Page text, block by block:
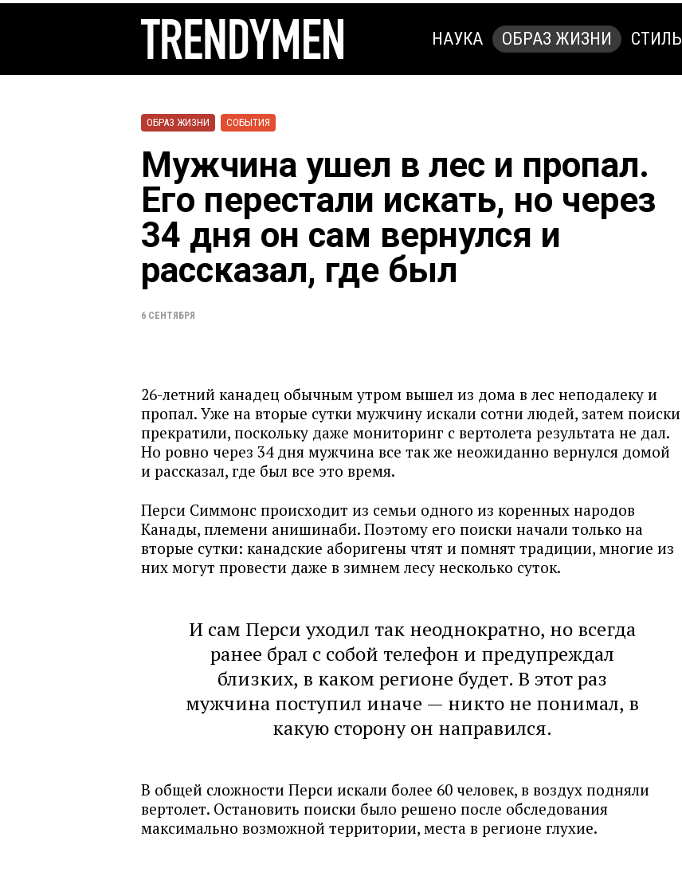
НАУКА ОБРАЗ ЖИЗНИ СТИЛЬ
ОБРАЗ ЖИЗНИ СОБЫТИЯ
Мужчина ушел в лес и пропал.
Его перестали искать, но через
34 дня он сам вернулся и
рассказал, где был
6 СЕНТЯБРЯ
26-летний канадец обычным утром вышел из дома в лес неподалеку и
пропал. Уже на вторые сутки мужчину искали сотни людей, затем поиски
прекратили, поскольку даже мониторинг с вертолета результата не дал.
Но ровно через 34 дня мужчина все так же неожиданно вернулся домой
и рассказал, где был все это время.
Перси Симмонс происходит из семьи одного из коренных народов
Канады, племени анишинаби. Поэтому его поиски начали только на
вторые сутки: канадские аборигены чтят и помнят традиции, многие из
них могут провести даже в зимнем лесу несколько суток.
И сам Перси уходил так неоднократно, но всегда
ранее брал с собой телефон и предупреждал
близких, в каком регионе будет. В этот раз
мужчина поступил иначе — никто не понимал, в
какую сторону он направился.
В общей сложности Перси искали более 60 человек, в воздух подняли
вертолет. Остановить поиски было решено после обследования
максимально возможной территории, места в регионе глухие.